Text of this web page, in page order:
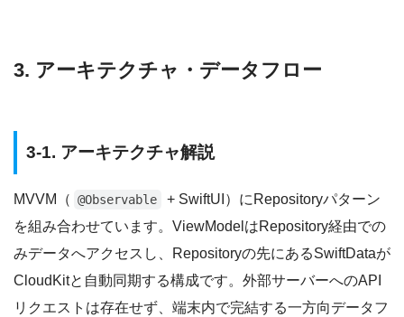
3. アーキテクチャ・データフロー
3-1. アーキテクチャ解説
MVVM（ @Observable
+ SwiftUI）にRepositoryパターン
を組み合わせています。ViewModelはRepository経由での
みデータへアクセスし、Repositoryの先にあるSwiftDataが
CloudKitと自動同期する構成です。外部サーバーへのAPI
リクエストは存在せず、端末内で完結する一方向データフ